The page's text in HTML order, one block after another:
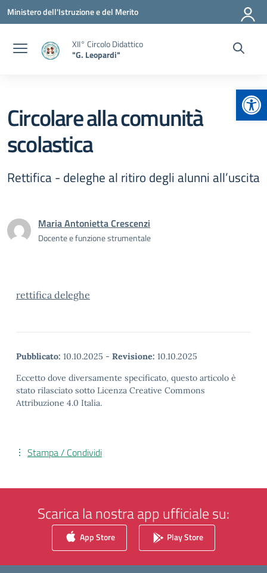
Vai ai contenuti
Vai al menu di navigazione
Vai al footer
Ministero dell'Istruzione e del Merito
XII° Circolo Didattico
"G. Leopardi"
Circolare alla comunità
scolastica
Rettifica - deleghe al ritiro degli alunni all’uscita
Maria Antonietta Crescenzi
Docente e funzione strumentale
rettifica deleghe
Pubblicato: 10.10.2025 - Revisione: 10.10.2025
Eccetto dove diversamente specificato, questo articolo è
stato rilasciato sotto Licenza Creative Commons
Attribuzione 4.0 Italia.
Stampa / Condividi
Scarica la nostra app ufficiale su:
App Store Play Store